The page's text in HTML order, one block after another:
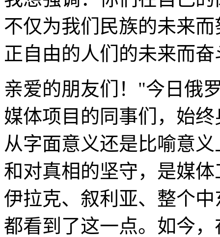
不仅为我们民族的未来
正自由的人们的未来而奋
亲爱的朋友们！"今日俄
媒体项目的同事们，始
从字面意义还是比喻意
和对真相的坚守，是媒
伊拉克、叙利亚、整个
都看到了这一点。如今